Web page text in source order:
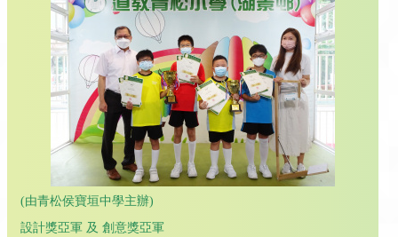
(由青松侯寶垣中學主辦)
設計獎亞軍 及 創意獎亞軍